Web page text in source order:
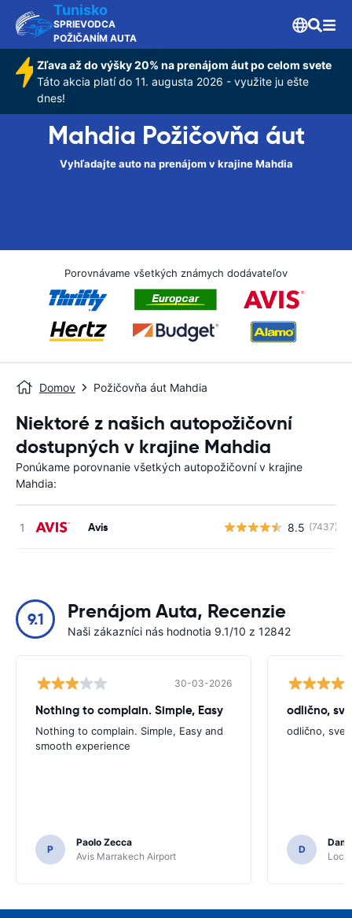
Tunisko
SPRIEVODCA
POŽIČANÍM AUTA
Zľava až do výšky 20% na prenájom áut po celom svete
Táto akcia platí do 11. augusta 2026 - využite ju ešte
dnes!
Mahdia Požičovňa áut
Vyhľadajte auto na prenájom v krajine Mahdia
Porovnávame všetkých známych dodávateľov
Domov Požičovňa áut Mahdia
Niektoré z našich autopožičovní
dostupných v krajine Mahdia
Ponúkame porovnanie všetkých autopožičovní v krajine
Mahdia:
Avis 8.5 (7437)
9.1 Prenájom Auta, Recenzie
Naši zákazníci nás hodnotia 9.1/10 z 12842
30-03-2026
Nothing to complain. Simple, Easy
Nothing to complain. Simple, Easy and
smooth experience
P
Paolo Zecca
Avis Marrakech Airport
odlično,
odlično, sve
D